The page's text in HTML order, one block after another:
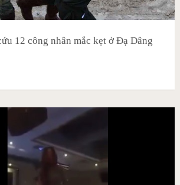
12 công nhân mắc kẹt ở Đạ Dâng